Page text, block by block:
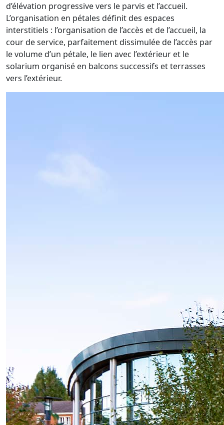
d’élévation progressive vers le parvis et l’accueil.
L’organisation en pétales définit des espaces
interstitiels : l’organisation de l’accès et de l’accueil, la
cour de service, parfaitement dissimulée de l’accès par
le volume d’un pétale, le lien avec l’extérieur et le
solarium organisé en balcons successifs et terrasses
vers l’extérieur.